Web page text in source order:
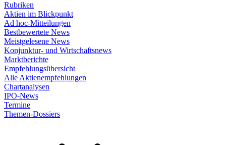
Rubriken
Aktien im Blickpunkt
Ad hoc-Mitteilungen
Bestbewertete News
Meistgelesene News
Konjunktur- und Wirtschaftsnews
Marktberichte
Empfehlungsübersicht
Alle Aktienempfehlungen
Chartanalysen
IPO-News
Termine
Themen-Dossiers